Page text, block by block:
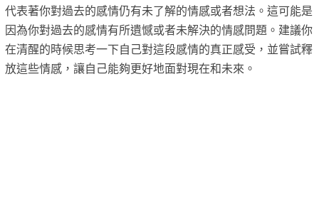
代表著你對過去的感情仍有未了解的情感或者想法。這可能是
因為你對過去的感情有所遺憾或者未解決的情感問題。建議你
在清醒的時候思考一下自己對這段感情的真正感受，並嘗試釋
放這些情感，讓自己能夠更好地面對現在和未來。